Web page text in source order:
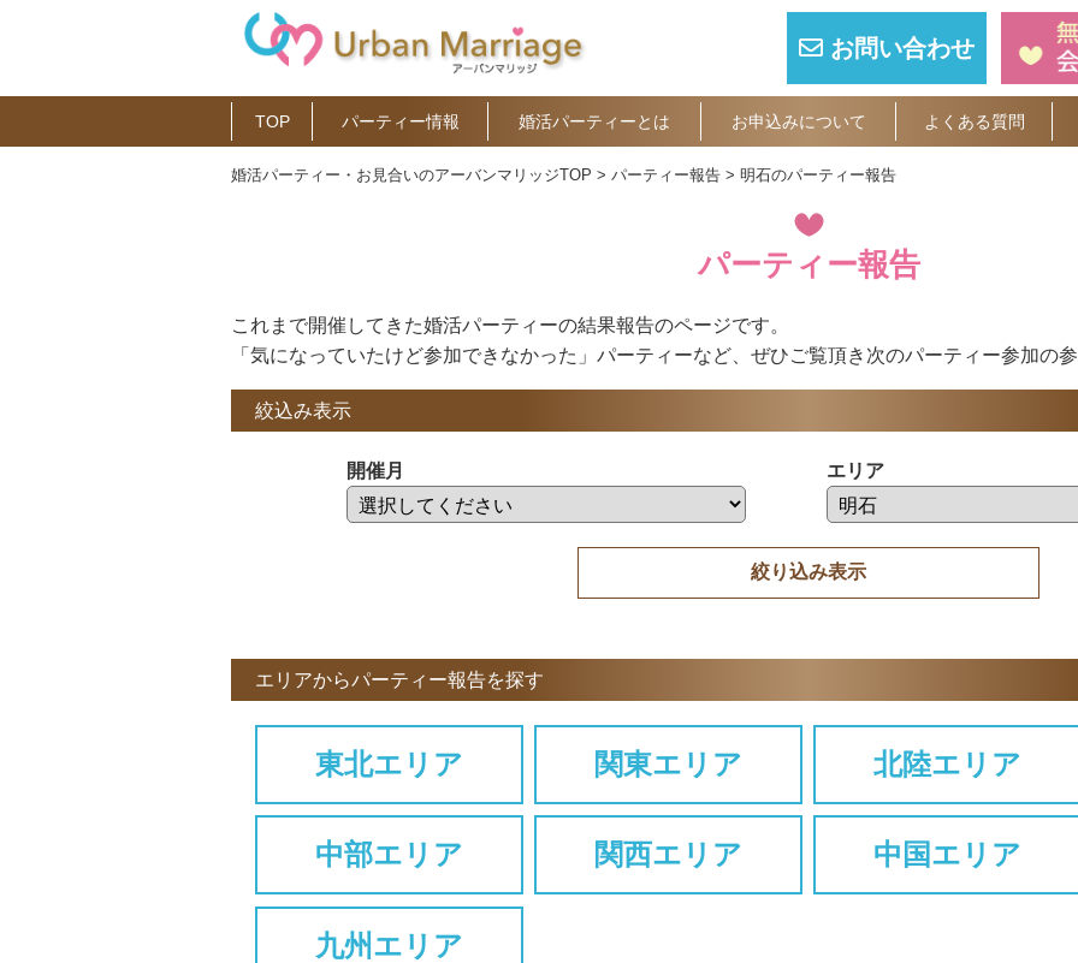
お問い合わせ
TOP パーティー情報 婚活パーティーとは お申込みについて よくある質問
婚活パーティー・お見合いのアーバンマリッジTOP パーティー報告 明石のパーティー報告
パーティー報告
これまで開催してきた婚活パーティーの結果報告のページです。
「気になっていたけど参加できなかった」パーティーなど、ぜひご覧頂き次のパーティー参加の
絞込み表示
開催月 エリア
エリアからパーティー報告を探す
東北エリア 関東エリア 北陸エリア
中部エリア 関西エリア 中国エリア
九州エリア